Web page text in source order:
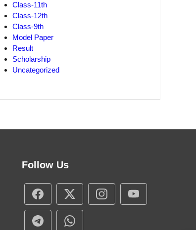
Class-11th
Class-12th
Class-9th
Model Paper
Result
Scholarship
Uncategorized
Follow Us